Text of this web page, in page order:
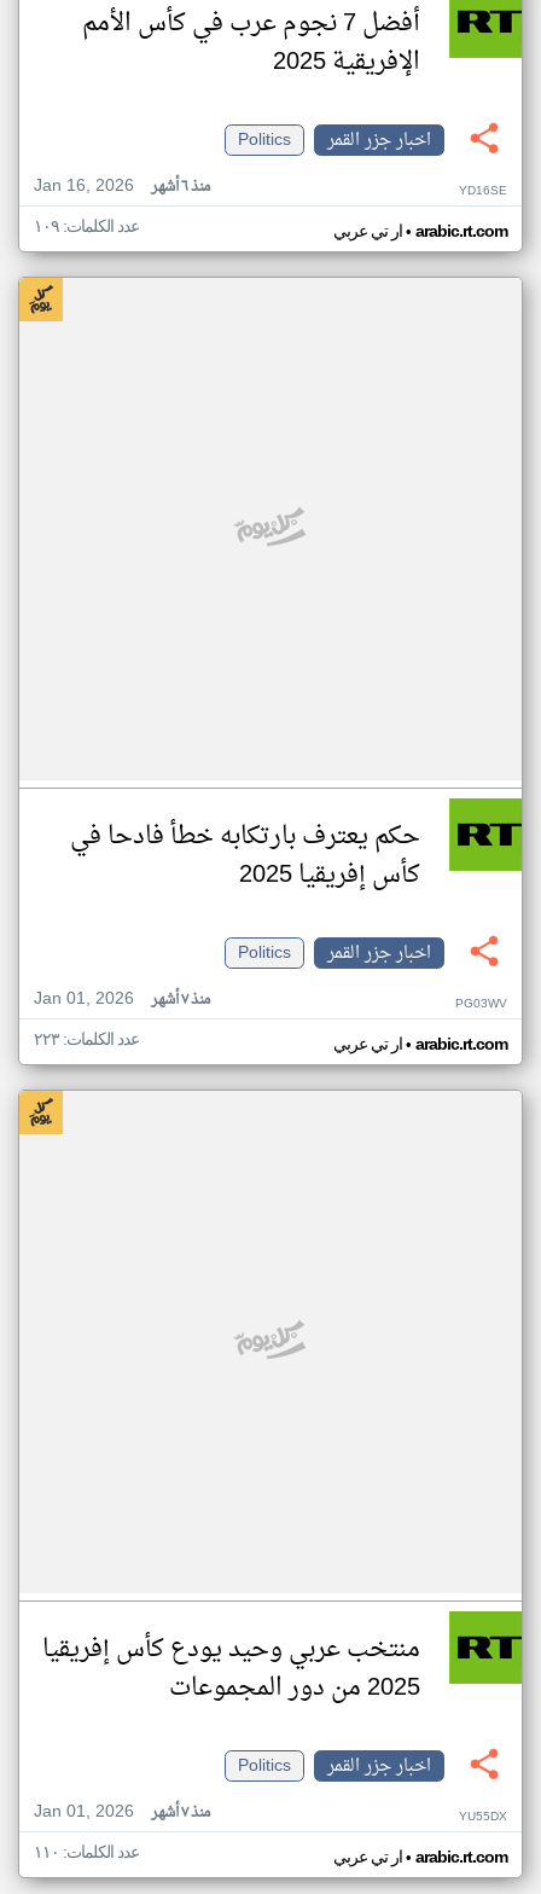
أفضل 7 نجوم عرب في كأس الأمم
الإفريقية 2025
اخبار جزر القمر
Politics
Jan 16, 2026
منذ ٦ أشهر YD16SE
ار تي عربي• arabic.rt.com عدد الكلمات: ١٠٩
حكم يعترف بارتكابه خطأ فادحا في
كأس إفريقيا 2025
اخبار جزر القمر
Politics
Jan 01, 2026
منذ ٧ أشهر PG03WV
ار تي عربي• arabic.rt.com عدد الكلمات: ٢٢٣
منتخب عربي وحيد يودع كأس إفريقيا
2025 من دور المجموعات
اخبار جزر القمر
Politics
Jan 01, 2026
منذ ٧ أشهر YU55DX
ار تي عربي• arabic.rt.com عدد الكلمات: ١١٠